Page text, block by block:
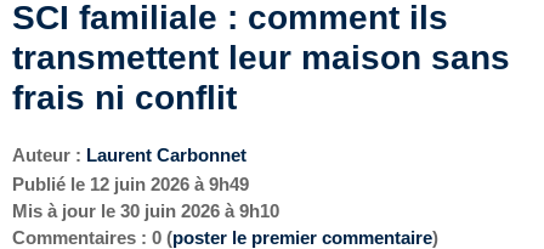
SCI familiale : comment ils
transmettent leur maison sans
frais ni conflit
Auteur : Laurent Carbonnet
Publié le 12 juin 2026 à 9h49
Mis à jour le 30 juin 2026 à 9h10
Commentaires : 0 (poster le premier commentaire)